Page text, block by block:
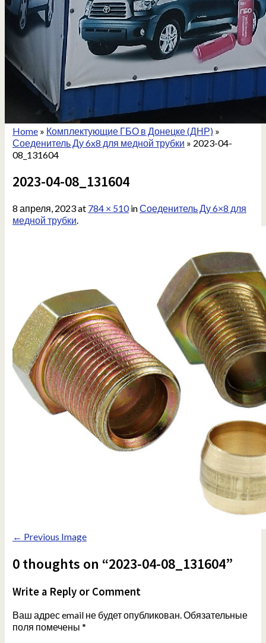
Home» Комплектующие ГБО в Донецке (ДНР)»
Соеденитель Ду 6x8 для медной трубки » 2023-04-
08_131604
2023-04-08_131604
8 апреля, 2023at 784 × 510inСоеденитель Ду 6×8 для
медной трубки.
← Previous Image
0 thoughts on “2023-04-08_131604”
Write a Reply or Comment
Ваш адрес email не будет опубликован.Обязательные
поля помечены *